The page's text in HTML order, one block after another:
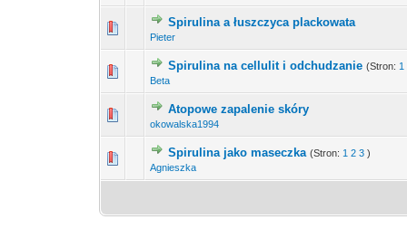
Spirulina a łuszczyca plackowata
Pieter
0 głosów - średnia
Spirulina na cellulit i odchudzanie (Stron: 1
Beta
1 głosów - 1
Atopowe zapalenie skóry
okowalska1994
0 głosów - średnia
Spirulina jako maseczka (Stron: 1 2 3 )
Agnieszka
0 głosów - średnia